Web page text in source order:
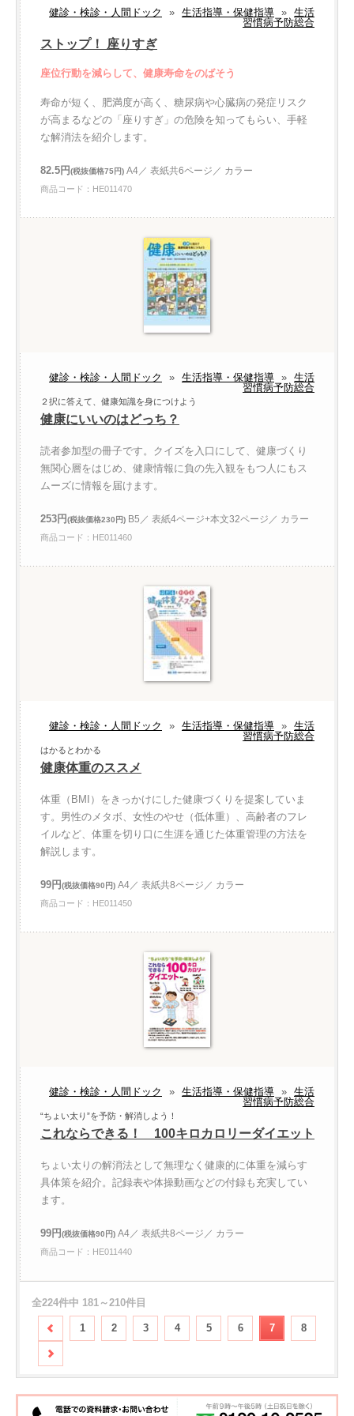
健診・検診・人間ドック » 生活指導・保健指導 » 生活
習慣病予防総合
ストップ！ 座りすぎ
座位行動を減らして、健康寿命をのばそう
寿命が短く、肥満度が高く、糖尿病や心臓病の発症リスク
が高まるなどの「座りすぎ」の危険を知ってもらい、手軽
な解消法を紹介します。
82.5円(税抜価格75円) A4／ 表紙共6ページ／ カラー
商品コード：HE011470
健診・検診・人間ドック » 生活指導・保健指導 » 生活
習慣病予防総合
２択に答えて、健康知識を身につけよう
健康にいいのはどっち？
読者参加型の冊子です。クイズを入口にして、健康づくり
無関心層をはじめ、健康情報に負の先入観をもつ人にもス
ムーズに情報を届けます。
253円(税抜価格230円) B5／ 表紙4ページ+本文32ページ／ カラー
商品コード：HE011460
健診・検診・人間ドック » 生活指導・保健指導 » 生活
習慣病予防総合
はかるとわかる
健康体重のススメ
体重（BMI）をきっかけにした健康づくりを提案していま
す。男性のメタボ、女性のやせ（低体重）、高齢者のフレ
イルなど、体重を切り口に生涯を通じた体重管理の方法を
解説します。
99円(税抜価格90円) A4／ 表紙共8ページ／ カラー
商品コード：HE011450
健診・検診・人間ドック » 生活指導・保健指導 » 生活
習慣病予防総合
“ちょい太り”を予防・解消しよう！
これならできる！ 100キロカロリーダイエット
ちょい太りの解消法として無理なく健康的に体重を減らす
具体策を紹介。記録表や体操動画などの付録も充実してい
ます。
99円(税抜価格90円) A4／ 表紙共8ページ／ カラー
商品コード：HE011440
全224件中 181～210件目
1 2 3 4 5 6 7 8